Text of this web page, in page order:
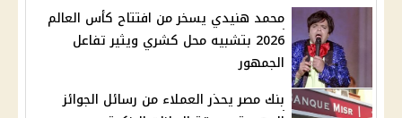
محمد هنيدي يسخر من افتتاح كأس العالم
2026 بتشبيه محل كشري ويثير تفاعل
الجمهور
بنك مصر يحذر العملاء من رسائل الجوائز